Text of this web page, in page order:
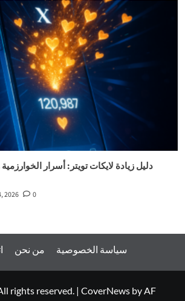
دليل زيادة لايكات تويتر: أسرار
2026 0
من نحن سياسة الخصوصية
rights reserved. | CoverNews by AF